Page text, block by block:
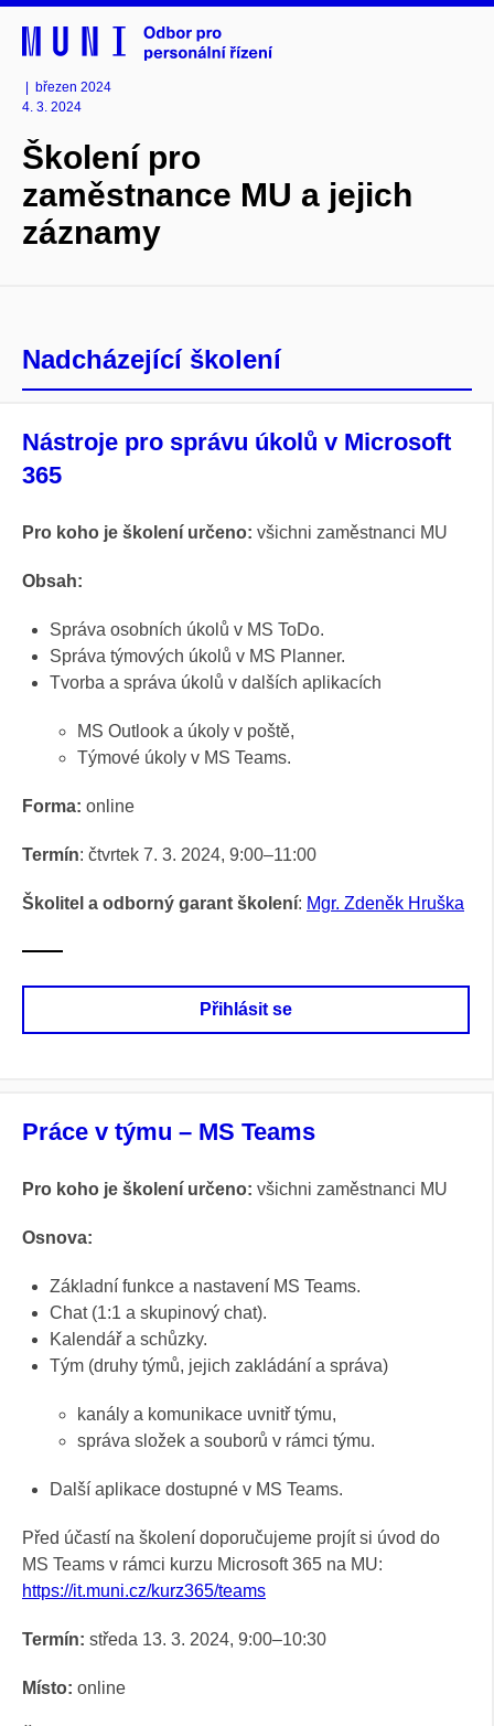
| březen 2024
4. 3. 2024
Školení pro
zaměstnance MU a jejich
záznamy
Nadcházející školení
Nástroje pro správu úkolů v Microsoft
365
Pro koho je školení určeno: všichni zaměstnanci MU
Obsah:
Správa osobních úkolů v MS ToDo.
Správa týmových úkolů v MS Planner.
Tvorba a správa úkolů v dalších aplikacích
MS Outlook a úkoly v poště,
Týmové úkoly v MS Teams.
Forma: online
Termín: čtvrtek 7. 3. 2024, 9:00–11:00
Školitel a odborný garant školení: Mgr. Zdeněk Hruška
Přihlásit se
Práce v týmu – MS Teams
Pro koho je školení určeno: všichni zaměstnanci MU
Osnova:
Základní funkce a nastavení MS Teams.
Chat (1:1 a skupinový chat).
Kalendář a schůzky.
Tým (druhy týmů, jejich zakládání a správa)
kanály a komunikace uvnitř týmu,
správa složek a souborů v rámci týmu.
Další aplikace dostupné v MS Teams.
Před účastí na školení doporučujeme projít si úvod do
MS Teams v rámci kurzu Microsoft 365 na MU:
https://it.muni.cz/kurz365/teams
Termín: středa 13. 3. 2024, 9:00–10:30
Místo: online